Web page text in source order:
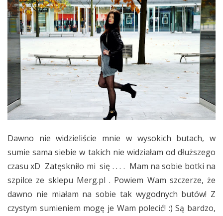
Dawno nie widzieliście mnie w wysokich butach, w
sumie sama siebie w takich nie widziałam od dłuższego
czasu xD Zatęskniło mi się . . . . Mam na sobie botki na
szpilce ze sklepu Merg.pl . Powiem Wam szczerze, że
dawno nie miałam na sobie tak wygodnych butów! Z
czystym sumieniem mogę je Wam polecić! :) Są bardzo,